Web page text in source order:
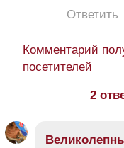
Ответить
Комментарий
посетителей
2